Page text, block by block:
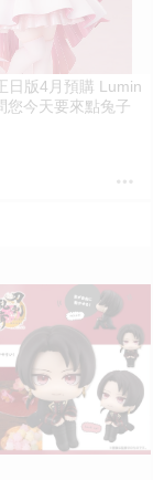
日版4月預購 Lumin
您今天要來點兔子
禮服 1/7 PVC 完